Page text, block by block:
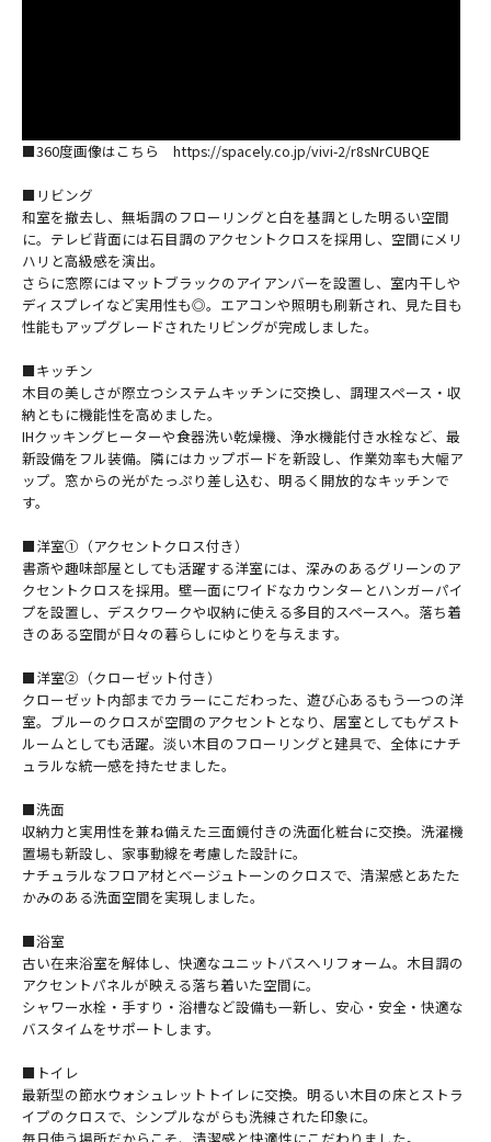
■360度画像はこちら https://spacely.co.jp/vivi-2/r8sNrCUBQE
■リビング
和室を撤去し、無垢調のフローリングと白を基調とした明るい空間
に。テレビ背面には石目調のアクセントクロスを採用し、空間にメリ
ハリと高級感を演出。
さらに窓際にはマットブラックのアイアンバーを設置し、室内干しや
ディスプレイなど実用性も◎。エアコンや照明も刷新され、見た目も
性能もアップグレードされたリビングが完成しました。
■キッチン
木目の美しさが際立つシステムキッチンに交換し、調理スペース・収
納ともに機能性を高めました。
IHクッキングヒーターや食器洗い乾燥機、浄水機能付き水栓など、最
新設備をフル装備。隣にはカップボードを新設し、作業効率も大幅ア
ップ。窓からの光がたっぷり差し込む、明るく開放的なキッチンで
す。
■洋室①（アクセントクロス付き）
書斎や趣味部屋としても活躍する洋室には、深みのあるグリーンのア
クセントクロスを採用。壁一面にワイドなカウンターとハンガーパイ
プを設置し、デスクワークや収納に使える多目的スペースへ。落ち着
きのある空間が日々の暮らしにゆとりを与えます。
■洋室②（クローゼット付き）
クローゼット内部までカラーにこだわった、遊び心あるもう一つの洋
室。ブルーのクロスが空間のアクセントとなり、居室としてもゲスト
ルームとしても活躍。淡い木目のフローリングと建具で、全体にナチ
ュラルな統一感を持たせました。
■洗面
収納力と実用性を兼ね備えた三面鏡付きの洗面化粧台に交換。洗濯機
置場も新設し、家事動線を考慮した設計に。
ナチュラルなフロア材とベージュトーンのクロスで、清潔感とあたた
かみのある洗面空間を実現しました。
■浴室
古い在来浴室を解体し、快適なユニットバスへリフォーム。木目調の
アクセントパネルが映える落ち着いた空間に。
シャワー水栓・手すり・浴槽など設備も一新し、安心・安全・快適な
バスタイムをサポートします。
■トイレ
最新型の節水ウォシュレットトイレに交換。明るい木目の床とストラ
イプのクロスで、シンプルながらも洗練された印象に。